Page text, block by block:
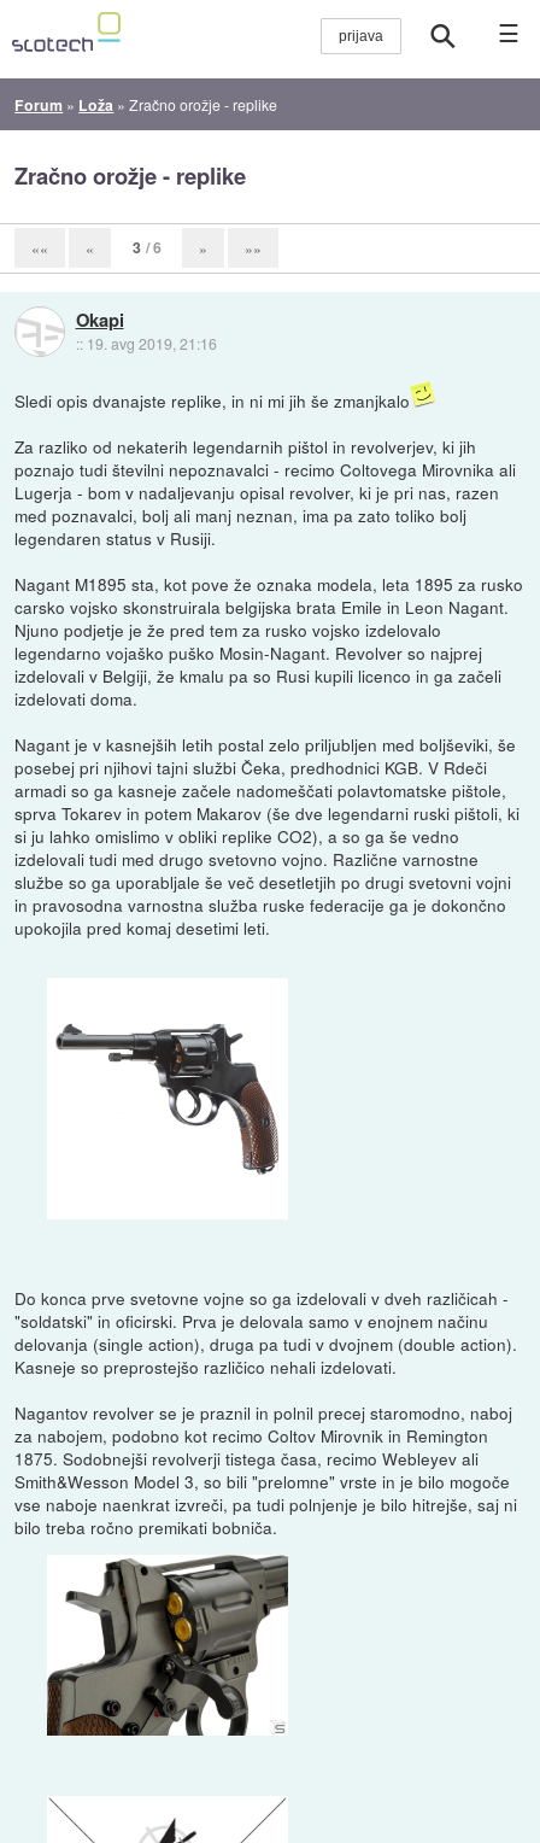
☰
Forum » Loža »Zračno orožje - replike
Zračno orožje - replike
«« « 3 / 6 » »»
Okapi
:: 19. avg 2019, 21:16
Sledi opis dvanajste replike, in ni mi jih še zmanjkalo
Za razliko od nekaterih legendarnih pištol in revolverjev, ki jih
poznajo tudi številni nepoznavalci - recimo Coltovega Mirovnika ali
Lugerja - bom v nadaljevanju opisal revolver, ki je pri nas, razen
med poznavalci, bolj ali manj neznan, ima pa zato toliko bolj
legendaren status v Rusiji.
Nagant M1895 sta, kot pove že oznaka modela, leta 1895 za rusko
carsko vojsko skonstruirala belgijska brata Emile in Leon Nagant.
Njuno podjetje je že pred tem za rusko vojsko izdelovalo
legendarno vojaško puško Mosin-Nagant. Revolver so najprej
izdelovali v Belgiji, že kmalu pa so Rusi kupili licenco in ga začeli
izdelovati doma.
Nagant je v kasnejših letih postal zelo priljubljen med boljševiki, še
posebej pri njihovi tajni službi Čeka, predhodnici KGB. V Rdeči
armadi so ga kasneje začele nadomeščati polavtomatske pištole,
sprva Tokarev in potem Makarov (še dve legendarni ruski pištoli, ki
si ju lahko omislimo v obliki replike CO2), a so ga še vedno
izdelovali tudi med drugo svetovno vojno. Različne varnostne
službe so ga uporabljale še več desetletjih po drugi svetovni vojni
in pravosodna varnostna služba ruske federacije ga je dokončno
upokojila pred komaj desetimi leti.
Do konca prve svetovne vojne so ga izdelovali v dveh različicah -
"soldatski" in oficirski. Prva je delovala samo v enojnem načinu
delovanja (single action), druga pa tudi v dvojnem (double action).
Kasneje so preprostejšo različico nehali izdelovati.
Nagantov revolver se je praznil in polnil precej staromodno, naboj
za nabojem, podobno kot recimo Coltov Mirovnik in Remington
1875. Sodobnejši revolverji tistega časa, recimo Webleyev ali
Smith&Wesson Model 3, so bili "prelomne" vrste in je bilo mogoče
vse naboje naenkrat izvreči, pa tudi polnjenje je bilo hitrejše, saj ni
bilo treba ročno premikati bobniča.